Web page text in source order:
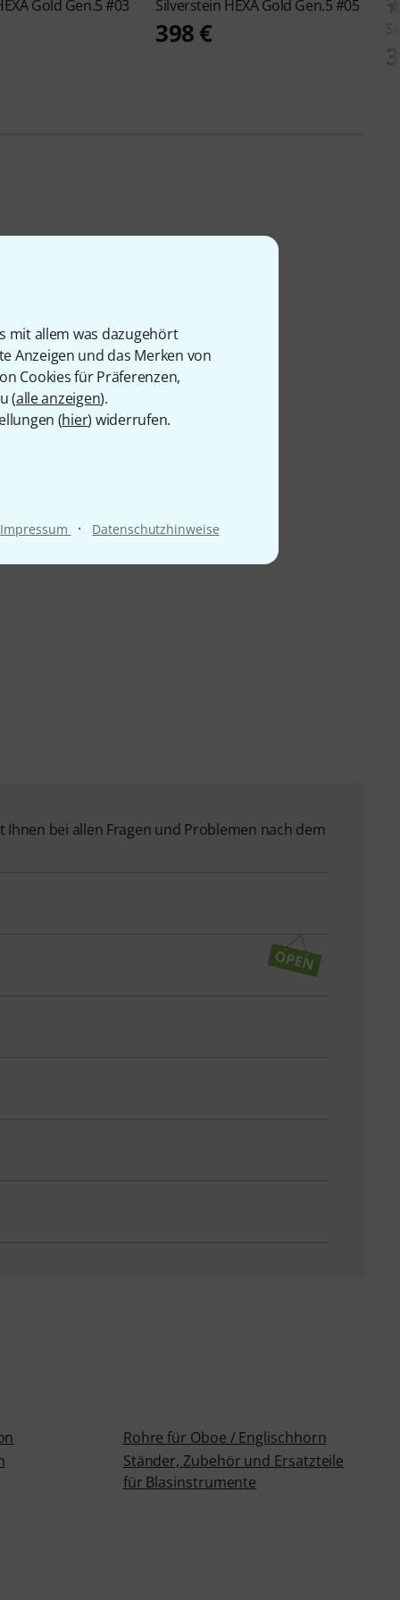
mit allem was dazugehört
Anzeigen und das Merken von
Cookies für Präferenzen,
(alle anzeigen).
(hier) widerrufen.
Impressum · Datenschutzhinweise
Gold Gen.5 #03 Silverstein HEXA Gold Gen.5 #05
398 €
bei allen Fragen und Problemen nach dem
Rohre für Oboe / Englischhorn
Ständer, Zubehör und Ersatzteile
für Blasinstrumente